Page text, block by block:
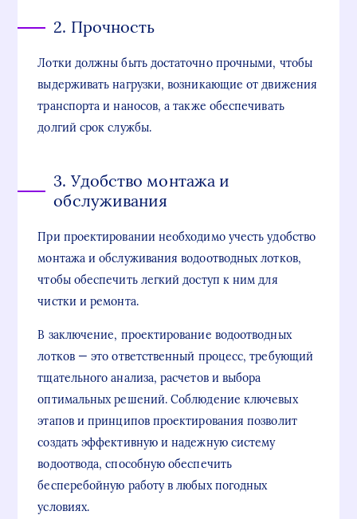
2. Прочность
Лотки должны быть достаточно прочными, чтобы
выдерживать нагрузки, возникающие от движения
транспорта и наносов, а также обеспечивать
долгий срок службы.
3. Удобство монтажа и
обслуживания
При проектировании необходимо учесть удобство
монтажа и обслуживания водоотводных лотков,
чтобы обеспечить легкий доступ к ним для
чистки и ремонта.
В заключение, проектирование водоотводных
лотков — это ответственный процесс, требующий
тщательного анализа, расчетов и выбора
оптимальных решений. Соблюдение ключевых
этапов и принципов проектирования позволит
создать эффективную и надежную систему
водоотвода, способную обеспечить
бесперебойную работу в любых погодных
условиях.